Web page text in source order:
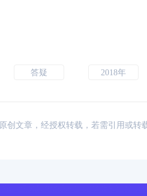
答疑 2018年
创文章，经授权转载，若需引用或转